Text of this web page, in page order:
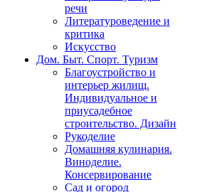
речи
Литературоведение и
критика
Искусство
Дом. Быт. Спорт. Туризм
Благоустройство и
интерьер жилищ.
Индивидуальное и
приусадебное
строительство. Дизайн
Рукоделие
Домашняя кулинария.
Виноделие.
Консервирование
Сад и огород